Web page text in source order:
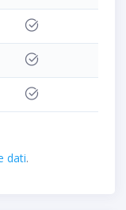
dati.